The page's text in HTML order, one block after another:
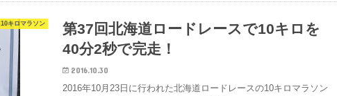
10キロマラソン
第37回北海道ロードレースで10キロを
40分2秒で完走！
2016.10.30
2016年10月23日に行われた北海道ロードレースの10キロマラソン